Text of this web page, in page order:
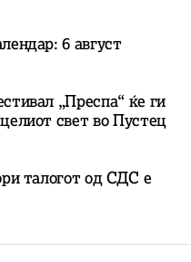
6 август
„Преспа“ ќе ги
свет во Пустец
талогот од СДС е